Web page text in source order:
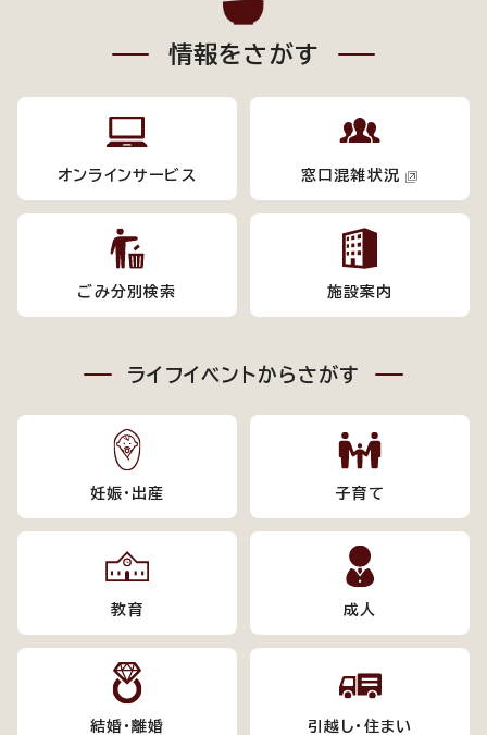
情報をさがす
オンラインサービス 窓口混雑状況
ごみ分別検索 施設案内
ライフイベントからさがす
妊娠・出産 子育て
教育 成人
結婚・離婚 引越し・住まい